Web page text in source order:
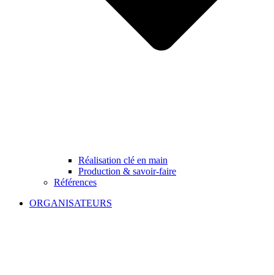
Réalisation clé en main
Production & savoir-faire
Références
ORGANISATEURS